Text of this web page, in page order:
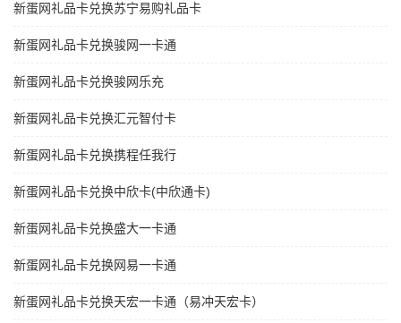
新蛋网礼品卡兑换苏宁易购礼品卡
新蛋网礼品卡兑换骏网一卡通
新蛋网礼品卡兑换骏网乐充
新蛋网礼品卡兑换汇元智付卡
新蛋网礼品卡兑换携程任我行
新蛋网礼品卡兑换中欣卡(中欣通卡)
新蛋网礼品卡兑换盛大一卡通
新蛋网礼品卡兑换网易一卡通
新蛋网礼品卡兑换天宏一卡通（易冲天宏卡）